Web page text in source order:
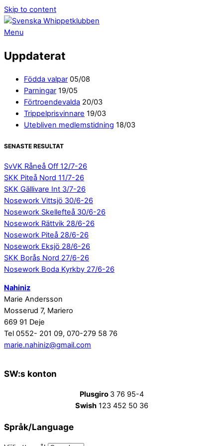
Skip to content
Menu
Uppdaterat
Födda valpar 05/08
Parningar 19/05
Förtroendevalda 20/03
Trippelprisvinnare 19/03
Utebliven medlemstidning 18/03
SENASTE RESULTAT
SvVK Råneå Off 12/7-26
SKK Piteå Nord 11/7-26
SKK Gällivare Int 3/7-26
Nosework Vittsjö 30/6-26
Nosework Skellefteå 30/6-26
Nosework Rättvik 28/6-26
Nosework Piteå 28/6-26
Nosework Eksjö 28/6-26
SKK Borås Nord 27/6-26
Nosework Boda Kyrkby 27/6-26
Nahiniz
Marie Andersson
Mosserud 7, Mariero
669 91 Deje
Tel 0552- 201 09, 070-279 58 76
marie.nahiniz@gmail.com
SW:s konton
Plusgiro 3 76 95-4
Swish123 452 50 36
Språk/Language